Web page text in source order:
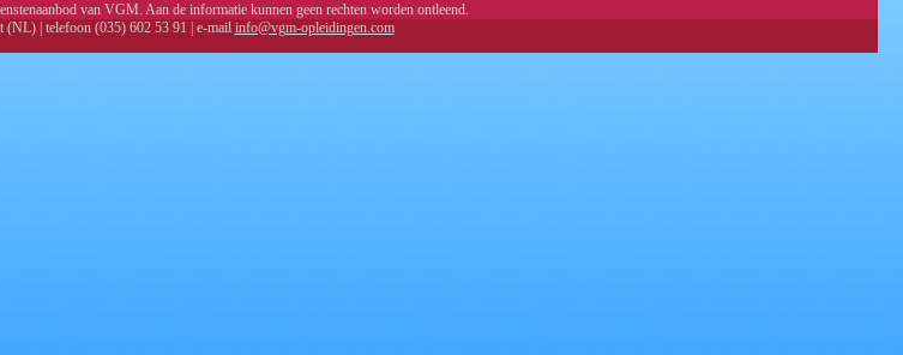
van VGM. Aan de informatie kunnen geen rechten worden ontleend.
| telefoon (035) 602 53 91 | e-mail info@vgm-opleidingen.com